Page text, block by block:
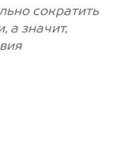
сократить
а значит,